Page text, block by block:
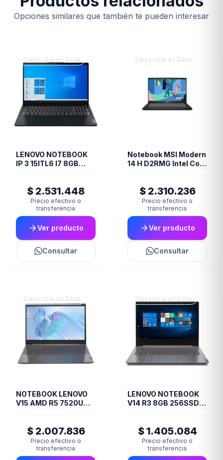
Opciones similares que también te pueden interesar
Disponible en 24hs
LENOVO NOTEBOOK
IP 3 15ITL6 I7 8GB
$ 2.531.448
Precio efectivo o
transferencia
Ver producto
Consultar
Disponible en 24hs
Notebook MSI Modern
14 H D2RMG Intel Core
W11 Home
$ 2.310.236
Precio efectivo o
transferencia
Ver producto
Consultar
Disponible en 24hs
NOTEBOOK LENOVO
V15 AMD R5 7520U
$ 2.007.836
Precio efectivo o
transferencia
Disponible en 24hs
LENOVO NOTEBOOK
V14 R3 8GB 256SSD
$ 1.405.084
Precio efectivo o
transferencia